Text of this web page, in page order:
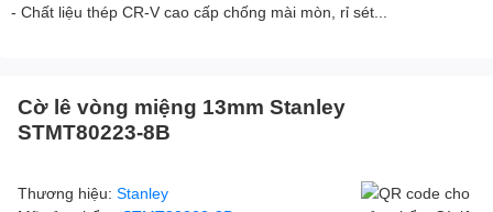
- Chất liệu thép CR-V cao cấp chống mài mòn, rỉ sét...
Cờ lê vòng miệng 13mm Stanley
STMT80223-8B
Thương hiệu: Stanley